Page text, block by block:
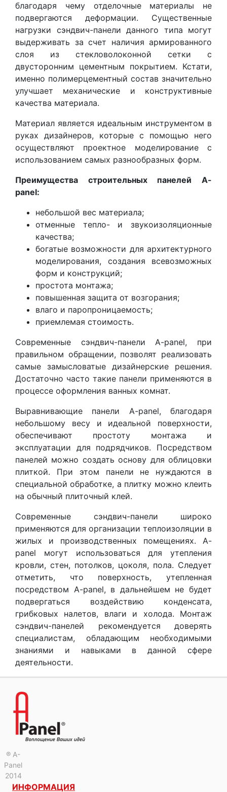
благодаря чему отделочные материалы не
подвергаются деформации. Существенные
нагрузки сэндвич-панели данного типа могут
выдерживать за счет наличия армированного
слоя из стекловолоконной сетки с
двусторонним цементным покрытием. Кстати,
именно полимерцементный состав значительно
улучшает механические и конструктивные
качества материала.
Материал является идеальным инструментом в
руках дизайнеров, которые с помощью него
осуществляют проектное моделирование с
использованием самых разнообразных форм.
Преимущества строительных панелей A-
panel:
небольшой вес материала;
отменные тепло- и звукоизоляционные
качества;
богатые возможности для архитектурного
моделирования, создания всевозможных
форм и конструкций;
простота монтажа;
повышенная защита от возгорания;
влаго и паропроницаемость;
приемлемая стоимость.
Современные сэндвич-панели A-panel, при
правильном обращении, позволят реализовать
самые замысловатые дизайнерские решения.
Достаточно часто такие панели применяются в
процессе оформления ванных комнат.
Выравнивающие панели A-panel, благодаря
небольшому весу и идеальной поверхности,
обеспечивают простоту монтажа и
эксплуатации для подрядчиков. Посредством
панелей можно создать основу для облицовки
плиткой. При этом панели не нуждаются в
специальной обработке, а плитку можно клеить
на обычный плиточный клей.
Современные сэндвич-панели широко
применяются для организации теплоизоляции в
жилых и производственных помещениях. A-
panel могут использоваться для утепления
кровли, стен, потолков, цоколя, пола. Следует
отметить, что поверхность, утепленная
посредством A-panel, в дальнейшем не будет
подвергаться воздействию конденсата,
грибковых налетов, влаги и холода. Монтаж
сэндвич-панелей рекомендуется доверять
специалистам, обладающим необходимыми
знаниями и навыками в данной сфере
деятельности.
® A-
Panel
2014
ИНФОРМАЦИЯ